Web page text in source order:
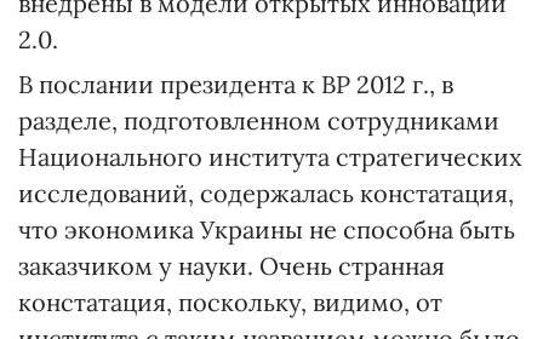
2.0.
В послании президента к ВР 2012 г., в
разделе, подготовленном сотрудниками
Национального института стратегических
исследований, содержалась констатация,
что экономика Украины не способна быть
заказчиком у науки. Очень странная
констатация, поскольку, видимо, от